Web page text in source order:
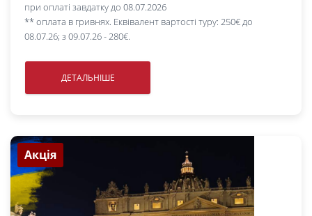
при оплаті завдатку до 08.07.2026
** оплата в гривнях. Еквівалент вартості туру: 250€ до
08.07.26; з 09.07.26 - 280€.
ДЕТАЛЬНІШЕ
Акція